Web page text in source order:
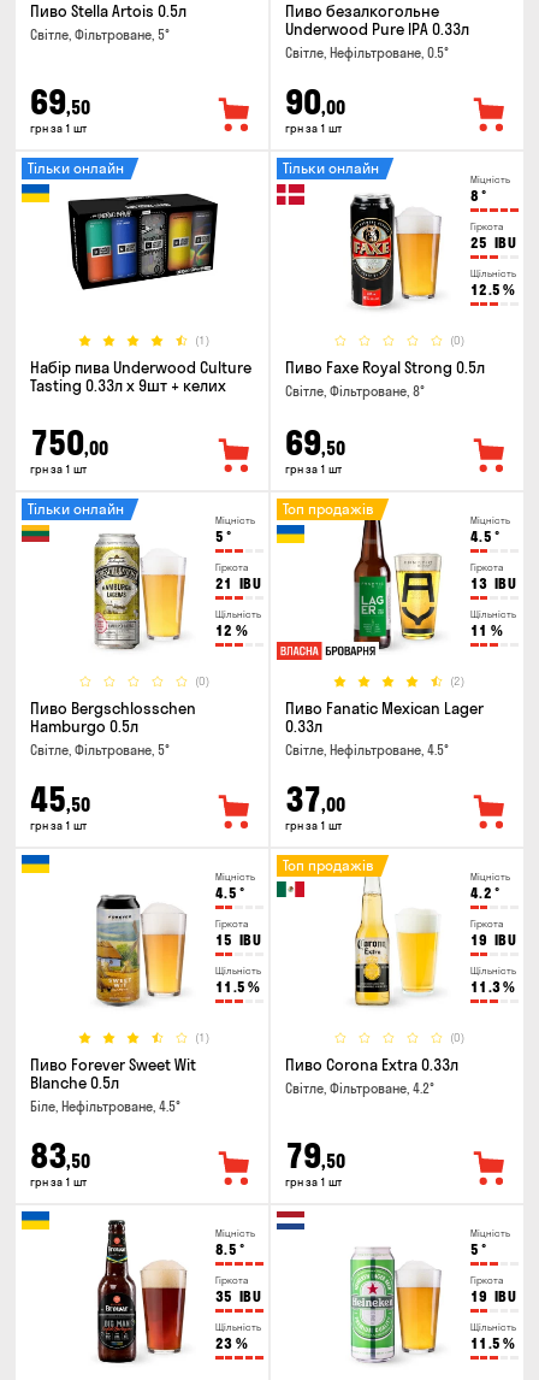
Пиво Stella Artois 0.5л
Світле, Фільтроване, 5°
69,50
грн за 1 шт
Пиво безалкогольне
Underwood Pure IPA 0.33л
Світле, Нефільтроване, 0.5°
90,00
грн за 1 шт
(1)
Тільки онлайн
Набір пива Underwood Culture
Tasting 0.33л x 9шт + келих
750,00
грн за 1 шт
Міцність
8 °
Гіркота
25 IBU
Щільність
12.5 %
(0)
Тільки онлайн
Пиво Faxe Royal Strong 0.5л
Світле, Фільтроване, 8°
69,50
грн за 1 шт
Міцність
5 °
Гіркота
21 IBU
Щільність
12 %
(0)
Тільки онлайн
Пиво Bergschlosschen
Hamburgo 0.5л
Світле, Фільтроване, 5°
45,50
грн за 1 шт
Міцність
4.5 °
Гіркота
13 IBU
Щільність
11 %
(2)
Топ продажів
Пиво Fanatic Mexican Lager
0.33л
Світле, Нефільтроване, 4.5°
37,00
грн за 1 шт
Міцність
4.5 °
Гіркота
15 IBU
Щільність
11.5 %
(1)
Пиво Forever Sweet Wit
Blanche 0.5л
Біле, Нефільтроване, 4.5°
83,50
грн за 1 шт
Міцність
4.2 °
Гіркота
19 IBU
Щільність
11.3%
(0)
Топ продажів
Пиво Corona Extra 0.33л
Світле, Фільтроване, 4.2°
79,50
грн за 1 шт
Міцність
8.5 °
Гіркота
35 IBU
Щільність
23 %
Міцність
5 °
Гіркота
19 IBU
Щільність
11.5 %